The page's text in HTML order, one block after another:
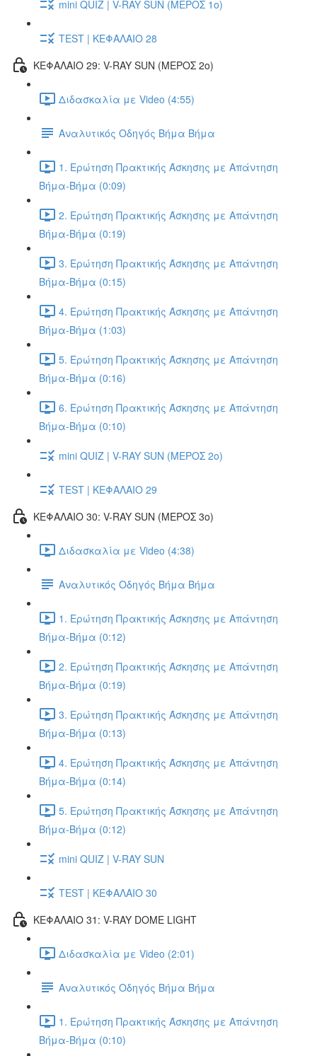
mini QUIZ | V-RAY SUN (ΜΕΡΟΣ 1o)
TEST | ΚΕΦΑΛΑΙΟ 28
ΚΕΦΑΛΑΙΟ 29: V-RAY SUN (ΜΕΡΟΣ 2o)
Διδασκαλία με Video (4:55)
Αναλυτικός Οδηγός Βήμα Βήμα
1. Ερώτηση Πρακτικής Άσκησης με Απάντηση
Βήμα-Βήμα (0:09)
2. Ερώτηση Πρακτικής Άσκησης με Απάντηση
Βήμα-Βήμα (0:19)
3. Ερώτηση Πρακτικής Άσκησης με Απάντηση
Βήμα-Βήμα (0:15)
4. Ερώτηση Πρακτικής Άσκησης με Απάντηση
Βήμα-Βήμα (1:03)
5. Ερώτηση Πρακτικής Άσκησης με Απάντηση
Βήμα-Βήμα (0:16)
6. Ερώτηση Πρακτικής Άσκησης με Απάντηση
Βήμα-Βήμα (0:10)
mini QUIZ | V-RAY SUN (ΜΕΡΟΣ 2o)
TEST | ΚΕΦΑΛΑΙΟ 29
ΚΕΦΑΛΑΙΟ 30: V-RAY SUN (ΜΕΡΟΣ 3o)
Διδασκαλία με Video (4:38)
Αναλυτικός Οδηγός Βήμα Βήμα
1. Ερώτηση Πρακτικής Άσκησης με Απάντηση
Βήμα-Βήμα (0:12)
2. Ερώτηση Πρακτικής Άσκησης με Απάντηση
Βήμα-Βήμα (0:19)
3. Ερώτηση Πρακτικής Άσκησης με Απάντηση
Βήμα-Βήμα (0:13)
4. Ερώτηση Πρακτικής Άσκησης με Απάντηση
Βήμα-Βήμα (0:14)
5. Ερώτηση Πρακτικής Άσκησης με Απάντηση
Βήμα-Βήμα (0:12)
mini QUIZ | V-RAY SUN
TEST | ΚΕΦΑΛΑΙΟ 30
ΚΕΦΑΛΑΙΟ 31: V-RAY DOME LIGHT
Διδασκαλία με Video (2:01)
Αναλυτικός Οδηγός Βήμα Βήμα
1. Ερώτηση Πρακτικής Άσκησης με Απάντηση
Βήμα-Βήμα (0:10)